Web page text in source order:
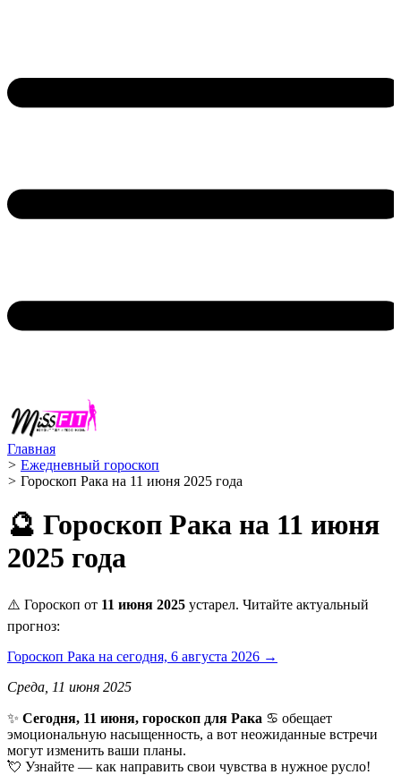
Главная
> Ежедневный гороскоп
> Гороскоп Рака на 11 июня 2025 года
🔮 Гороскоп Рака на 11 июня
2025 года
⚠️ Гороскоп от 11 июня 2025 устарел. Читайте актуальный
прогноз:
Гороскоп Рака на сегодня, 6 августа 2026 →
Среда, 11 июня 2025
✨ Сегодня, 11 июня, гороскоп для Рака ♋ обещает
эмоциональную насыщенность, а вот неожиданные встречи
могут изменить ваши планы.
💘 Узнайте — как направить свои чувства в нужное русло!